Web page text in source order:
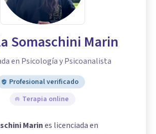
Somaschini Marin
en Psicología y Psicoanalista
Profesional verificado
Terapia online
Marines licenciada en